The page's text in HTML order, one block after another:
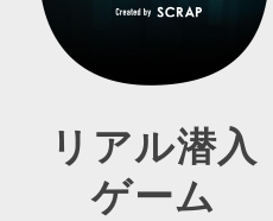
リアル潜入
ゲーム